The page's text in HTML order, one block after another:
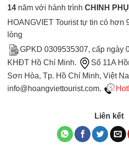
14 năm với hành trình CHINH
HOANGVIET Tourist tự tin có hơn
lòng
GPKD 0309535307, cấp ngày
KHĐT Hồ Chí Minh.
Số 11A
Sơn Hòa, Tp. Hồ Chí Minh, Việt
info@hoangviettourist.com.
Liên kết